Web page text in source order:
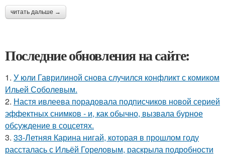
читать дальше →
Последние обновления на сайте:
1. У юли Гаврилиной снова случился конфликт с комиком
Ильей Соболевым.
2. Настя ивлеева порадовала подписчиков новой серией
эффектных снимков - и, как обычно, вызвала бурное
обсуждение в соцсетях.
3. 33-Летняя Карина нигай, которая в прошлом году
рассталась с Ильёй Гореловым, раскрыла подробности